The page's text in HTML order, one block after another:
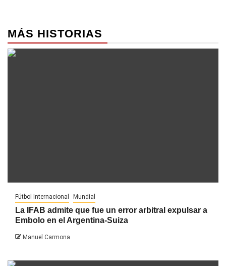
MÁS HISTORIAS
Fútbol Internacional Mundial
La IFAB admite que fue un error arbitral expulsar a
Embolo en el Argentina-Suiza
Manuel Carmona